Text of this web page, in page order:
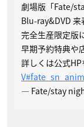
劇場版「Fate/
Blu-ray&DVD 来
完全生産限定版
早期予約特典や
詳しくは公式
V
— Fate/stay